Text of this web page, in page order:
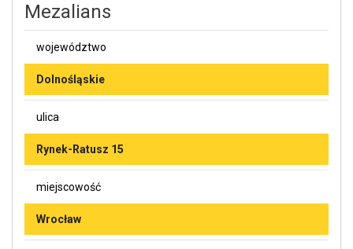
Mezalians
województwo
Dolnośląskie
ulica
Rynek-Ratusz 15
miejscowość
Wrocław